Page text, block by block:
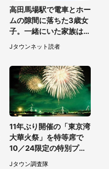
高田馬場駅で電車とホー
ムの隙間に落ちた3歳女
子。一緒にいた家族はど
うすることもできなく
て...（埼玉県・50代女
性）
Jタウンネット読者
11年ぶり開催の「東京湾
大華火祭」を特等席で
10／24限定の特別プラ
ンをコンラッド東京が販
Jタウン調査隊